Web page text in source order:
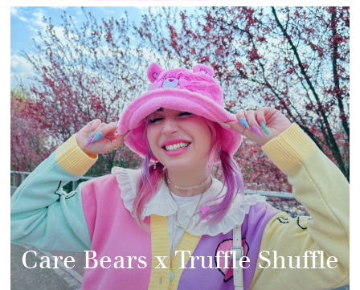
Care Bears x Truffle Shuffle